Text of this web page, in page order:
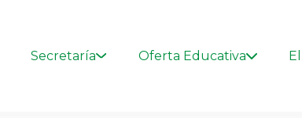
Secretaría Oferta Educativa